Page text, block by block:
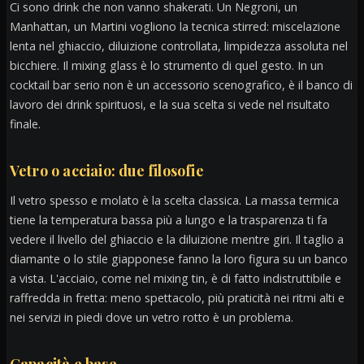
Ci sono drink che non vanno shakerati. Un Negroni, un
Manhattan, un Martini vogliono la tecnica stirred: miscelazione
lenta nel ghiaccio, diluizione controllata, limpidezza assoluta nel
bicchiere. Il mixing glass è lo strumento di quel gesto. In un
cocktail bar serio non è un accessorio scenografico, è il banco di
lavoro dei drink spirituosi, e la sua scelta si vede nel risultato
finale.
Vetro o acciaio: due filosofie
Il vetro spesso e molato è la scelta classica. La massa termica
tiene la temperatura bassa più a lungo e la trasparenza ti fa
vedere il livello del ghiaccio e la diluizione mentre giri. Il taglio a
diamante o lo stile giapponese fanno la loro figura su un banco
a vista. L'acciaio, come nel mixing tin, è di fatto indistruttibile e
raffredda in fretta: meno spettacolo, più praticità nei ritmi alti e
nei servizi in piedi dove un vetro rotto è un problema.